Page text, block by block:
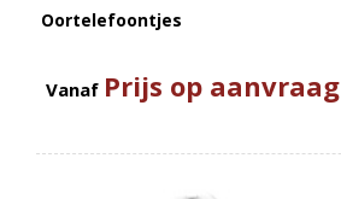
Oortelefoontjes
Vanaf Prijs op aanvraag